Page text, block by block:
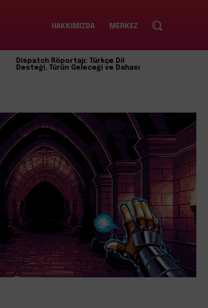
HAKKIMIZDA MERKEZ
Dispatch Röportajı: Türkçe Dil
Desteği, Türün Geleceği ve Dahası